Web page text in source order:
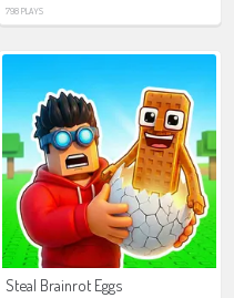
798 PLAYS
Steal Brainrot Eggs